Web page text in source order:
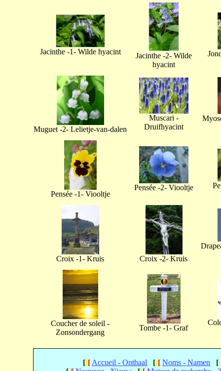
Jacinthe -1- Wilde hyacint
Jacinthe -2- Wilde
hyacint
Muguet -2- Lelietje-van-dalen
Muscari -
Druifhyacint
Pensée -1- Viooltje
Pensée -2- Viooltje
Croix -1- Kruis Croix -2- Kruis
Coucher de soleil -
Zonsondergang
Tombe -1- Graf
[[[ Accueil - Onthaal [[[ Noms - Namen [[